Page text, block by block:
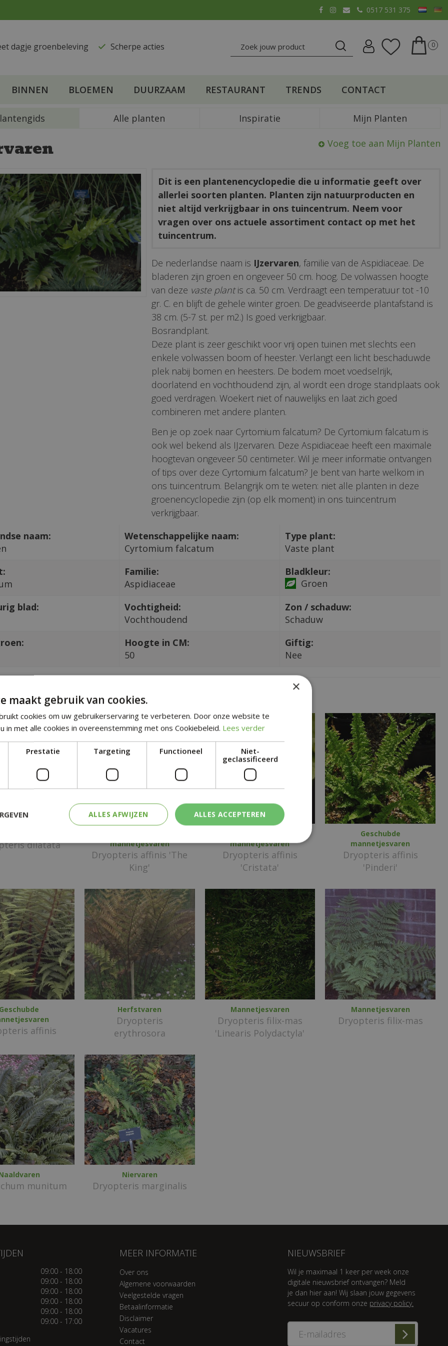
0517 531 375
dagje groenbeleving ​Scherpe acties
BINNEN BLOEMEN DUURZAAM RESTAURANT TRENDS CONTACT
Alle planten Inspiratie Mijn Planten
Voeg toe aan Mijn Planten
Dit is een plantenencyclopedie die u informatie geeft over
allerlei soorten planten. Planten zijn natuurproducten en
niet altijd verkrijgbaar in ons tuincentrum. Neem voor
vragen over ons actuele assortiment contact op met het
tuincentrum.
De nederlandse naam is IJzervaren, familie van de Aspidiaceae. De
bladeren zijn groen en ongeveer 50 cm. hoog. De volwassen hoogte
van deze vaste plantis ca. 50 cm. Verdraagt een temperatuur tot -10
gr. C. en blijft de gehele winter groen. De geadviseerde plantafstand is
38 cm. (5-7 st. per m2.) Is goed verkrijgbaar.
Bosrandplant.
Deze plant is zeer geschikt voor vrij open tuinen met slechts een
enkele volwassen boom of heester. Verlangt een licht beschaduwde
plek nabij bomen en heesters. De bodem moet voedselrijk,
doorlatend en vochthoudend zijn, al wordt een droge standplaats ook
goed verdragen. Woekert niet of nauwelijks en laat zich goed
combineren met andere planten.
Ben je op zoek naar Cyrtomium falcatum? De Cyrtomium falcatum is
ook wel bekend als IJzervaren. Deze Aspidiaceae heeft een maximale
hoogtevan ongeveer 50 centimeter. Wil je meer informatie ontvangen
of tips over deze Cyrtomium falcatum? Je bent van harte welkom in
ons tuincentrum. Belangrijk om te weten: niet alle planten in deze
groenencyclopedie zijn (op elk moment) in ons tuincentrum
verkrijgbaar.
naam:
Wetenschappelijke naam:
Cyrtomium falcatum
Type plant:
Vaste plant
Familie:
Aspidiaceae
Bladkleur:
Groen
blad:
Vochtigheid:
Vochthoudend
Zon / schaduw:
Schaduw
Hoogte in CM:
50
Giftig:
Nee
planten
dilatata
mannetjesvaren
Dryopteris affinis 'The
King'
mannetjesvaren
Dryopteris affinis
'Cristata'
Geschubde
mannetjesvaren
Dryopteris affinis
'Pinderi'
Geschubde
affinis
Herfstvaren
Dryopteris
erythrosora
Mannetjesvaren
Dryopteris filix-mas
'Linearis Polydactyla'
Mannetjesvaren
Dryopteris filix-mas
munitum
Niervaren
Dryopteris marginalis
09:00 - 18:00
09:00 - 18:00
09:00 - 18:00
09:00 - 18:00
09:00 - 18:00
09:00 - 17:00
MEER INFORMATIE
Over ons
Algemene voorwaarden
Veelgestelde vragen
Betaalinformatie
Disclaimer
Vacatures
Contact
NIEUWSBRIEF
Wil je maximaal 1 keer per week onze
digitale nieuwsbrief ontvangen? Meld
je dan hier aan! Wij slaan jouw gegevens
secuur op conform onze privacy policy.
×
maakt gebruik van cookies.
cookies om uw gebruikerservaring te verbeteren. Door onze website te
in met alle cookies in overeenstemming met ons Cookiebeleid. Lees verder
Prestatie Targeting Functioneel
Niet-
geclassificeerd
ALLES ACCEPTEREN
ALLES AFWIJZEN